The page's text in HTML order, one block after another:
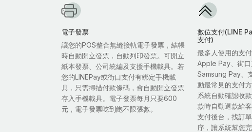
電子發票
讓您的POS整合無縫接軌電子發票，結帳
時自動開立發票，自動列印發票。可開立
紙本發票、公司統編及支援手機載具。若
您的LINEPay或街口支付有綁定手機載
具，只需掃描付款條碼，會自動開立發票
存入手機載具。電子發票每月只要600
元，電子發票吃到飽不限張數。
數位支付(LINE
支付)
最多人使用的支
Apple Pay、街口
Samsung Pay、
動最常見的支付
系統自動確認收
款時自動退款給
支付後台，找訂
序，讓系統幫您